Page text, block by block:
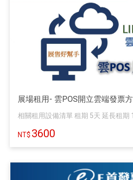
展場租用- 雲POS開立雲端發票
相關租用設備清單 租期 5天 延長租期
3600